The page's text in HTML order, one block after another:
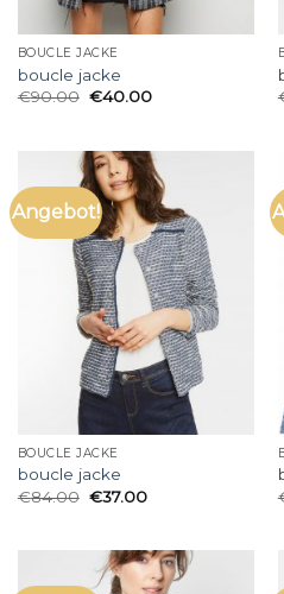
BOUCLE JACKE
boucle jacke
€90.00 €40.00
Angebot!
BOUCLE JACKE
boucle jacke
€84.00 €37.00